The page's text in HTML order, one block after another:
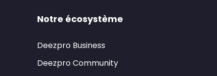
Notre écosystème
Deezpro Business
Deezpro Community